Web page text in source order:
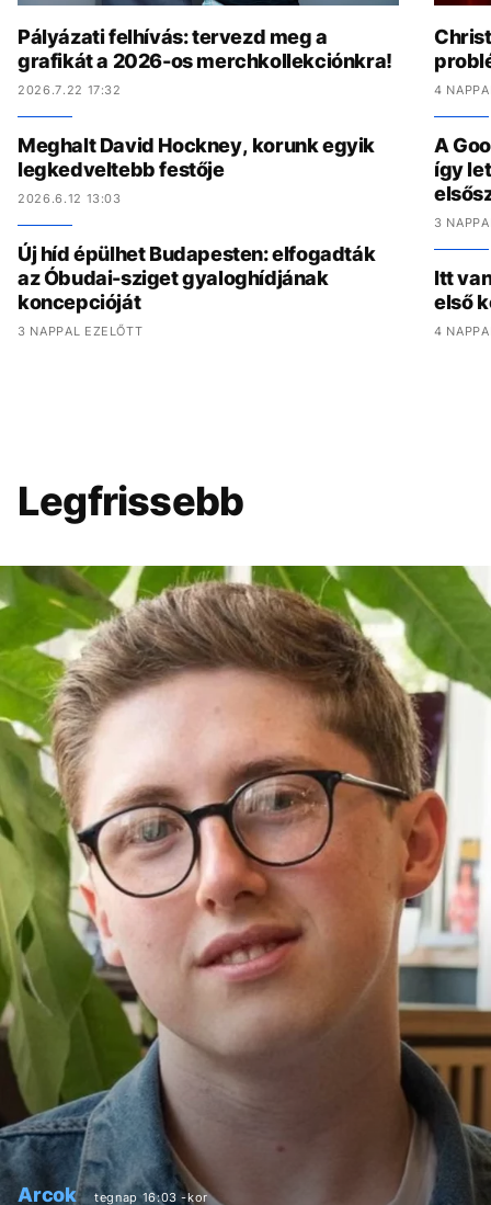
Pályázati felhívás: tervezd meg a
grafikát a 2026-os merchkollekciónkra!
2026.7.22 17:32
Meghalt David Hockney, korunk egyik
legkedveltebb festője
2026.6.12 13:03
Új híd épülhet Budapesten: elfogadták
az Óbudai-sziget gyaloghídjának
koncepcióját
3 NAPPAL EZELŐTT
4
A
így
3
Itt
első
4
Legfrissebb
Arcok tegnap 16:03 -kor